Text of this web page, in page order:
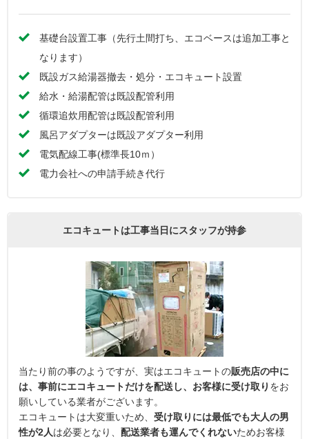
基礎台設置工事（先行土間打ち、エコベースは追加工事と
なります）
既設ガス給湯器撤去・処分・エコキュート設置
給水・給湯配管は既設配管利用
循環追炊用配管は既設配管利用
風呂アダプターは既設アダプター利用
電気配線工事(標準長10ｍ）
電力会社への申請手続き代行
エコキュートは工事当日にスタッフが持参
当たり前の事のようですが、実はエコキュートの販売店の中に
は、事前にエコキュートだけを配送し、お客様に受け取り をお
願いしている業者がございます。
エコキュートは大変重いため、 受け取りには最低でも大人の男
性が2人は必要となり、 配送業者も運んでくれないためお客様